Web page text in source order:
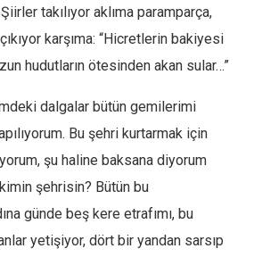
takılıyor aklıma paramparça,
karşıma: “Hicretlerin bakiyesi
hudutların ötesinden akan sular…”
dalgalar bütün gemilerimi
Bu şehri kurtarmak için
şu haline baksana diyorum
şehrisin? Bütün bu
günde beş kere etrafımı, bu
yetişiyor, dört bir yandan sarsıp